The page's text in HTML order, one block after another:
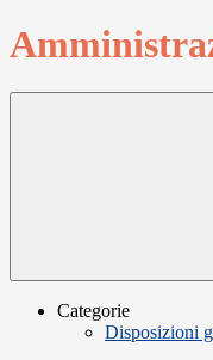
Categorie
Disposizioni